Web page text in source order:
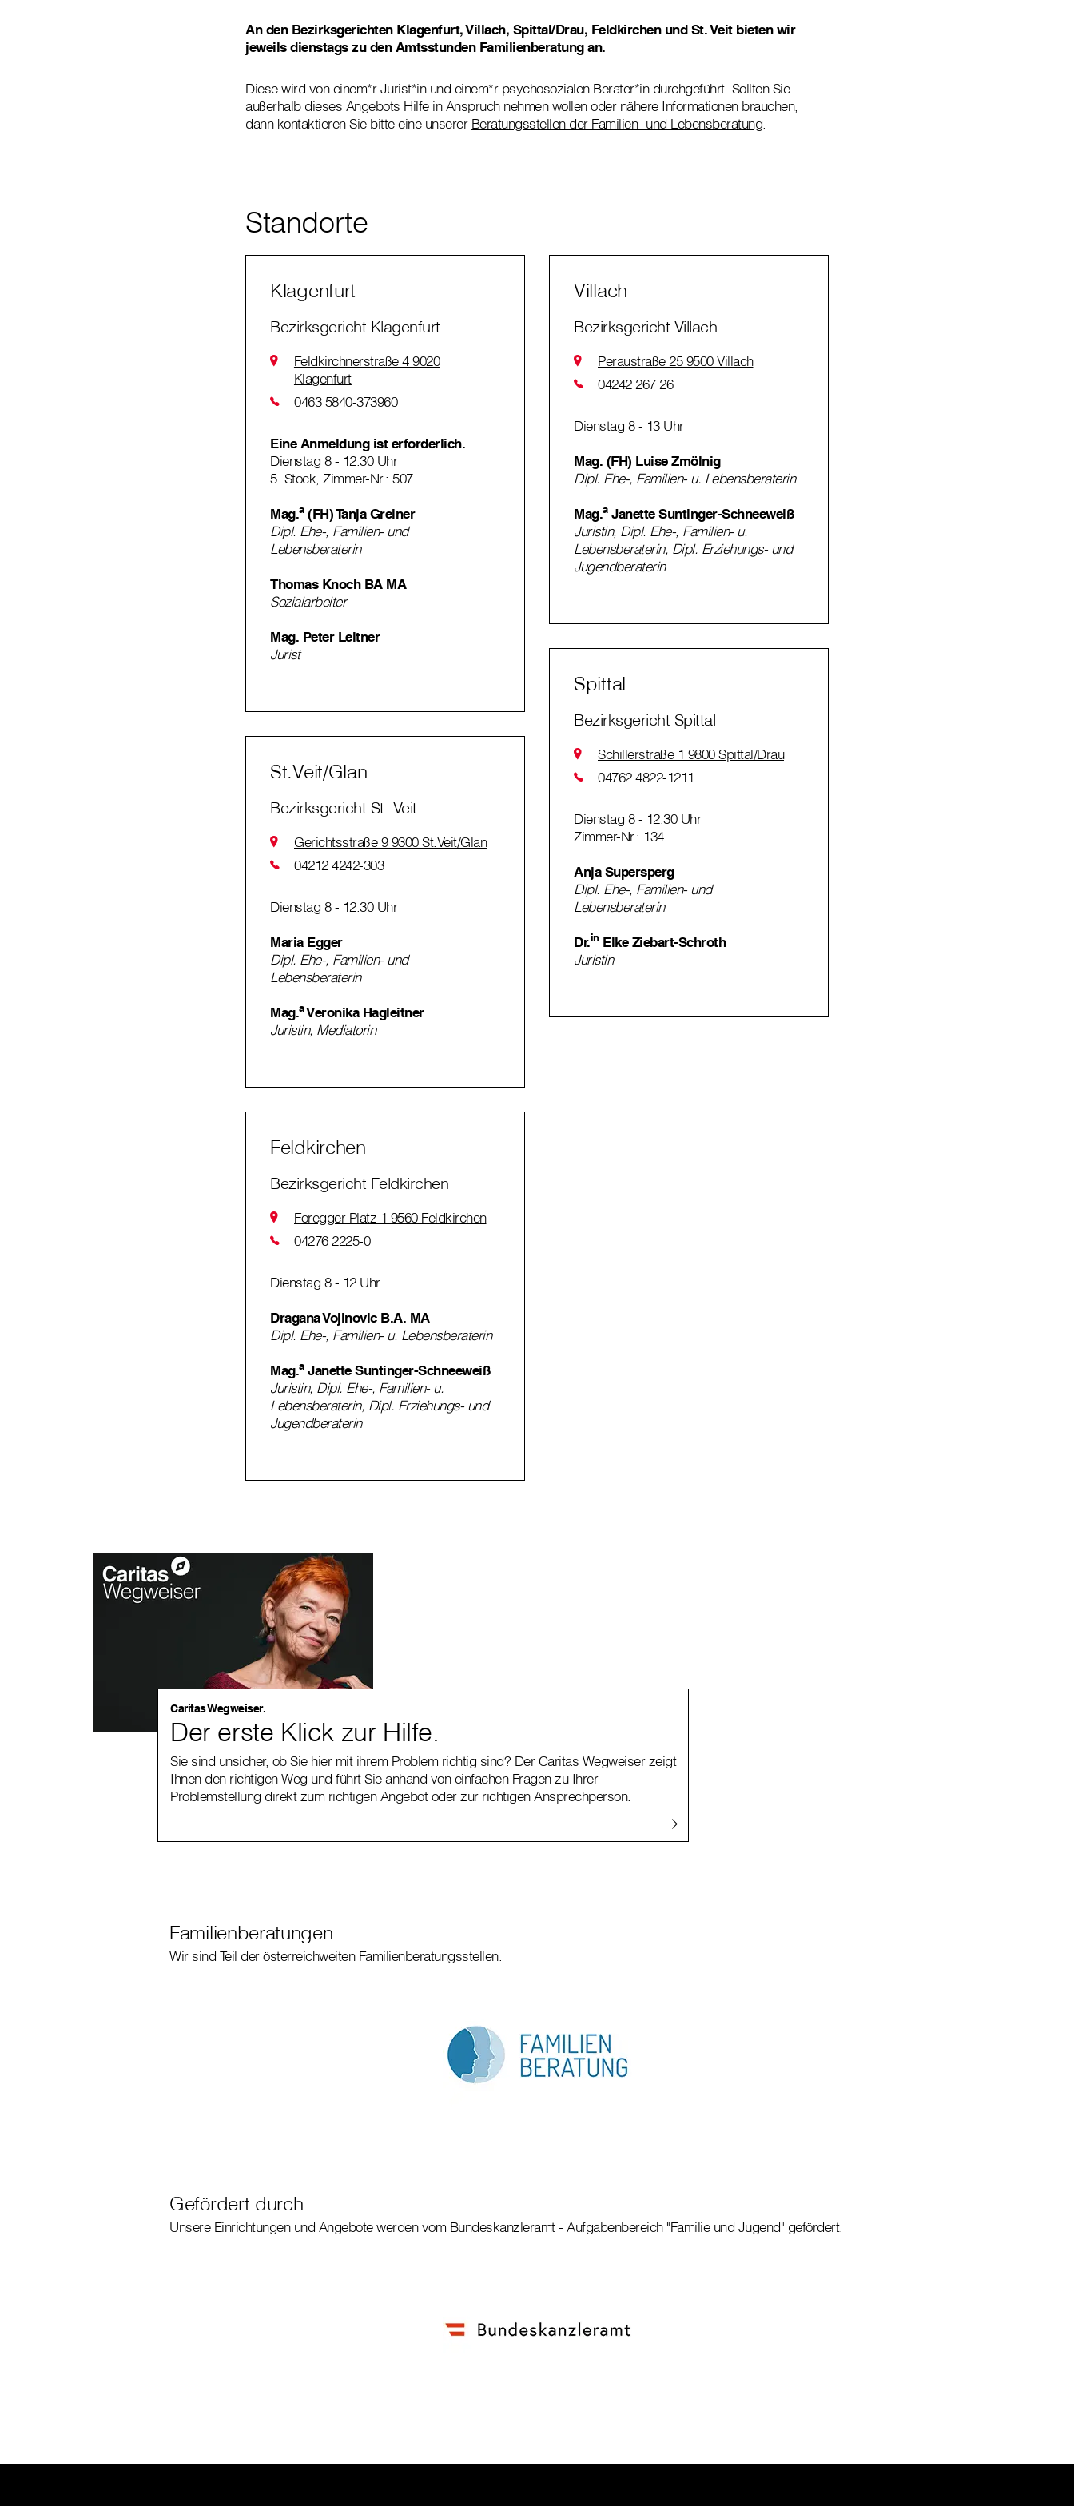
An den Bezirksgerichten Klagenfurt, Villach, Spittal/Drau, Feldkirchen und St. Veit bieten wir
jeweils dienstags zu den Amtsstunden Familienberatung an.
Diese wird von einem*r Jurist*in und einem*r psychosozialen Berater*in durchgeführt. Sollten Sie
außerhalb dieses Angebots Hilfe in Anspruch nehmen wollen oder nähere Informationen brauchen,
dann kontaktieren Sie bitte eine unserer Beratungsstellen der Familien- und Lebensberatung
Standorte
Klagenfurt
Bezirksgericht Klagenfurt
Feldkirchnerstraße 4 9020
Klagenfurt
0463 5840-373960
Eine Anmeldung ist erforderlich.
Dienstag 8 - 12.30 Uhr
5. Stock, Zimmer-Nr.: 507
Mag.a(FH) Tanja Greiner
Dipl. Ehe-, Familien- und
Lebensberaterin
Thomas Knoch BA MA
Sozialarbeiter
Mag. Peter Leitner
Jurist
Villach
Bezirksgericht Villach
Peraustraße 25 9500 Villach
04242 267 26
Dienstag 8 - 13 Uhr
Mag. (FH) Luise Zmölnig
Dipl. Ehe-, Familien- u. Lebensberaterin
Mag.aJanette Suntinger-Schneeweiß
Juristin, Dipl. Ehe-, Familien- u.
Lebensberaterin, Dipl. Erziehungs- und
Jugendberaterin
St.Veit/Glan
Bezirksgericht St. Veit
Gerichtsstraße 9 9300 St.Veit/Glan
04212 4242-303
Dienstag 8 - 12.30 Uhr
Maria Egger
Dipl. Ehe-, Familien- und
Lebensberaterin
Mag.aVeronika Hagleitner
Juristin, Mediatorin
Spittal
Bezirksgericht Spittal
Schillerstraße 1 9800 Spittal/Drau
04762 4822-1211
Dienstag 8 - 12.30 Uhr
Zimmer-Nr.: 134
Anja Supersperg
Dipl. Ehe-, Familien- und
Lebensberaterin
Dr.inElke Ziebart-Schroth
Juristin
Feldkirchen
Bezirksgericht Feldkirchen
Foregger Platz 1 9560 Feldkirchen
04276 2225-0
Dienstag 8 - 12 Uhr
Dragana Vojinovic B.A. MA
Dipl. Ehe-, Familien- u. Lebensberaterin
Mag.aJanette Suntinger-Schneeweiß
Juristin, Dipl. Ehe-, Familien- u.
Lebensberaterin, Dipl. Erziehungs- und
Jugendberaterin
Caritas Wegweiser.
Der erste Klick zur Hilfe.
Sie sind unsicher, ob Sie hier mit ihrem Problem richtig sind? Der Caritas Wegweiser zeigt
Ihnen den richtigen Weg und führt Sie anhand von einfachen Fragen zu Ihrer
Problemstellung direkt zum richtigen Angebot oder zur richtigen Ansprechperson.
Familienberatungen
Wir sind Teil der österreichweiten Familienberatungsstellen.
Gefördert durch
Unsere Einrichtungen und Angebote werden vom Bundeskanzleramt - Aufgabenbereich "Familie und Jugend" gefördert.